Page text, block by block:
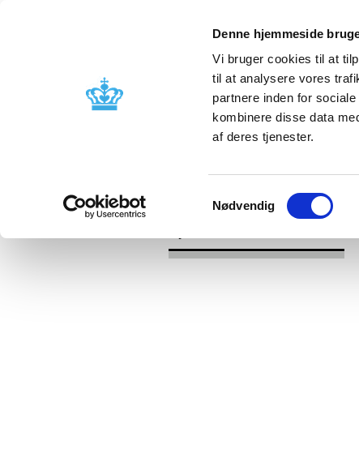
Denne hjemmeside
Vi bruger cookies til at
til at analysere vores
partnere inden for
kombinere disse data
af deres tjenester.
Samtykkevalg
Nødvendig
Godkendelse og